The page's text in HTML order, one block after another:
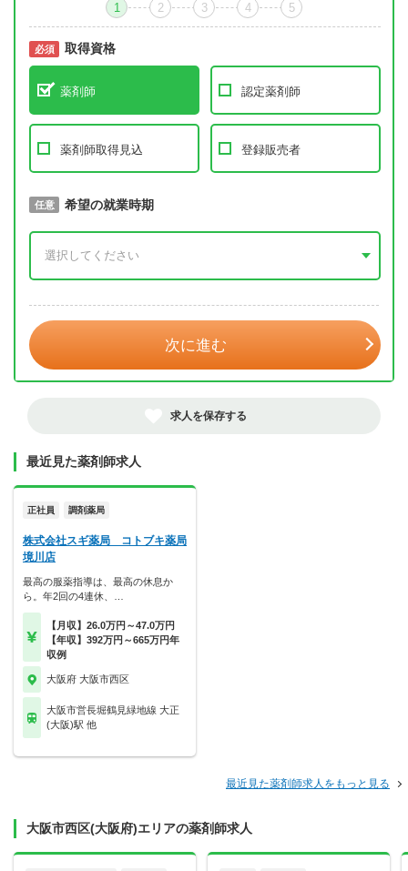
1 2 3 4 5
必須 取得資格
薬剤師 認定薬剤師
薬剤師取得見込 登録販売者
必須 取得予定年
任意 希望の就業時期
次に進む
求人を保存する
最近見た薬剤師求人
正社員 調剤薬局
株式会社スギ薬局 コトブキ薬局
境川店
最高の服薬指導は、最高の休息か
ら。年2回の4連休、…
【月収】26.0万円～47.0万円
【年収】392万円～665万円年
収例
大阪府 大阪市西区
大阪市営長堀鶴見緑地線 大正
(大阪)駅 他
最近見た薬剤師求人をもっと見る
大阪市西区(大阪府)エリアの薬剤師求人